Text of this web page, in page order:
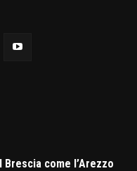
Brescia come l’Arezzo